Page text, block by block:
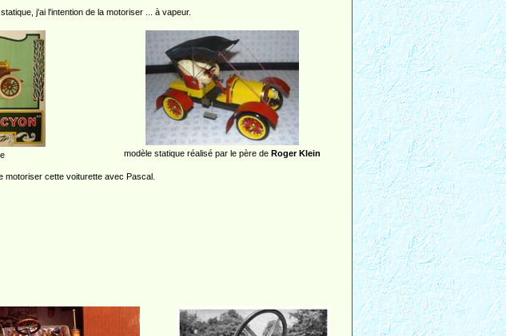
j'ai l'intention de la motoriser ... à vapeur.
modèle statique réalisé par le père de Roger Klein
motoriser cette voiturette avec Pascal.